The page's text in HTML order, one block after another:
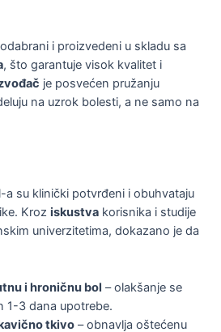
i proizvedeni u skladu sa
, što garantuje visok kvalitet i
je posvećen pružanju
na uzrok bolesti, a ne samo na
a su klinički potvrđeni i obuhvataju
Kroz iskustva korisnika i studije
univerzitetima, dokazano je da
i hroničnu bol – olakšanje se
1-3 dana upotrebe.
tkivo– obnavlja oštećenu